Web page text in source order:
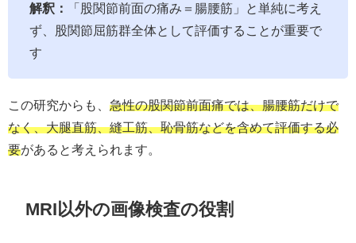
解釈：
「股関節前面の痛み＝腸腰筋」と単純に考え
ず、股関節屈筋群全体として評価することが重要で
す
この研究からも、 急性の股関節前面痛では、腸腰筋だけで
なく、大腿直筋、縫工筋、恥骨筋などを含めて評価する必
要があると考えられます。
MRI以外の画像検査の役割